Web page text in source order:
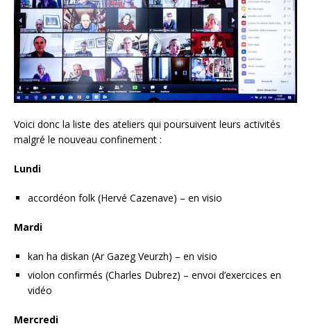
Voici donc la liste des ateliers qui poursuivent leurs activités
malgré le nouveau confinement :
Lundi
accordéon folk (Hervé Cazenave) – en visio
Mardi
kan ha diskan (Ar Gazeg Veurzh) – en visio
violon confirmés (Charles Dubrez) – envoi d’exercices en
vidéo
Mercredi